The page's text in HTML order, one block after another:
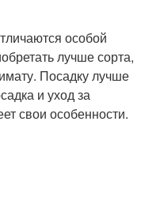
особой
лучше сорта,
Посадку лучше
и уход за
свои особенности.